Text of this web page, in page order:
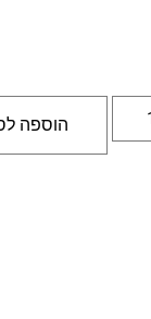
הוספה